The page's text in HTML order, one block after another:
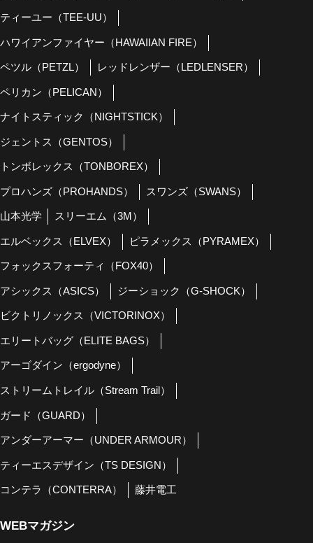
ティーユー（TEE-UU）
ハワイアンファイヤー（HAWAIIAN FIRE）
ペツル（PETZL） レッドレンザー（LEDLENSER）
ペリカン（PELICAN）
ナイトスティック（NIGHTSTICK）
ジェントス（GENTOS）
トンボレックス（TONBOREX）
プロハンズ（PROHANDS） スワンズ（SWANS）
山本光学 スリーエム（3M）
エルベックス（ELVEX） ピラメックス（PYRAMEX）
フォックスフォーティ（FOX40）
アシックス（ASICS） ジーショック（G-SHOCK）
ビクトリノックス（VICTORINOX）
エリートバッグ（ELITE BAGS）
アーゴダイン（ergodyne）
ストリームトレイル（Stream Trail）
ガード（GUARD）
アンダーアーマー（UNDER ARMOUR）
ティーエスデザイン（TS DESIGN）
コンテラ（CONTERRA） 藤井電工
WEBマガジン